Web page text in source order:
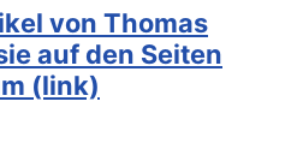
von Thomas
auf den Seiten
(link)